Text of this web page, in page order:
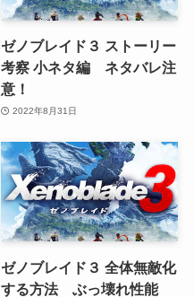
ゼノブレイド３ ストーリー
考察 小ネタ編 ネタバレ注
意！
2022年8月31日
ゼノブレイド３ 全体無敵化
する方法 ぶっ壊れ性能